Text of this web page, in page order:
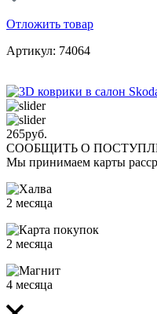
Отложить товар
Артикул: 74064
265руб.
СООБЩИТЬ О
Мы принимаем карты
2 месяца
2 месяца
4 месяца